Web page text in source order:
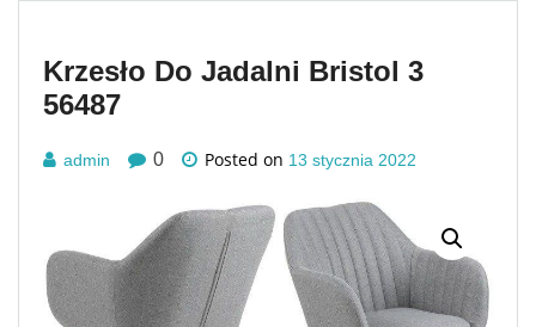
Krzesło Do Jadalni Bristol 3
56487
admin 0 Posted on 13 stycznia 2022